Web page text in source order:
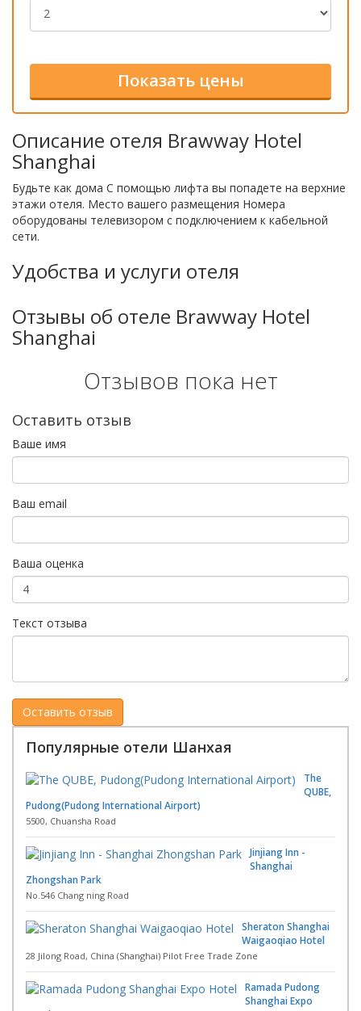
Описание отеля Brawway Hotel
Shanghai
Будьте как дома С помощью лифта вы попадете на верхние
этажи отеля. Место вашего размещения Номера
оборудованы телевизором с подключением к кабельной
сети.
Удобства и услуги отеля
Отзывы об отеле Brawway Hotel
Shanghai
Отзывов пока нет
Оставить отзыв
Ваше имя
Ваш email
Ваша оценка
Текст отзыва
Популярные отели Шанхая
The
QUBE,
Pudong(Pudong International Airport)
5500, Chuansha Road
Jinjiang Inn -
Shanghai
Zhongshan Park
No.546 Chang ning Road
Sheraton Shanghai
Waigaoqiao Hotel
28 Jilong Road, China (Shanghai) Pilot Free Trade Zone
Ramada Pudong
Shanghai Expo